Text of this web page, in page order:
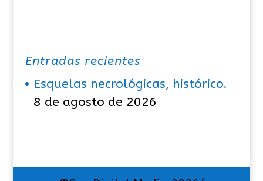
Entradas recientes
Esquelas necrológicas, histórico.
8 de agosto de 2026